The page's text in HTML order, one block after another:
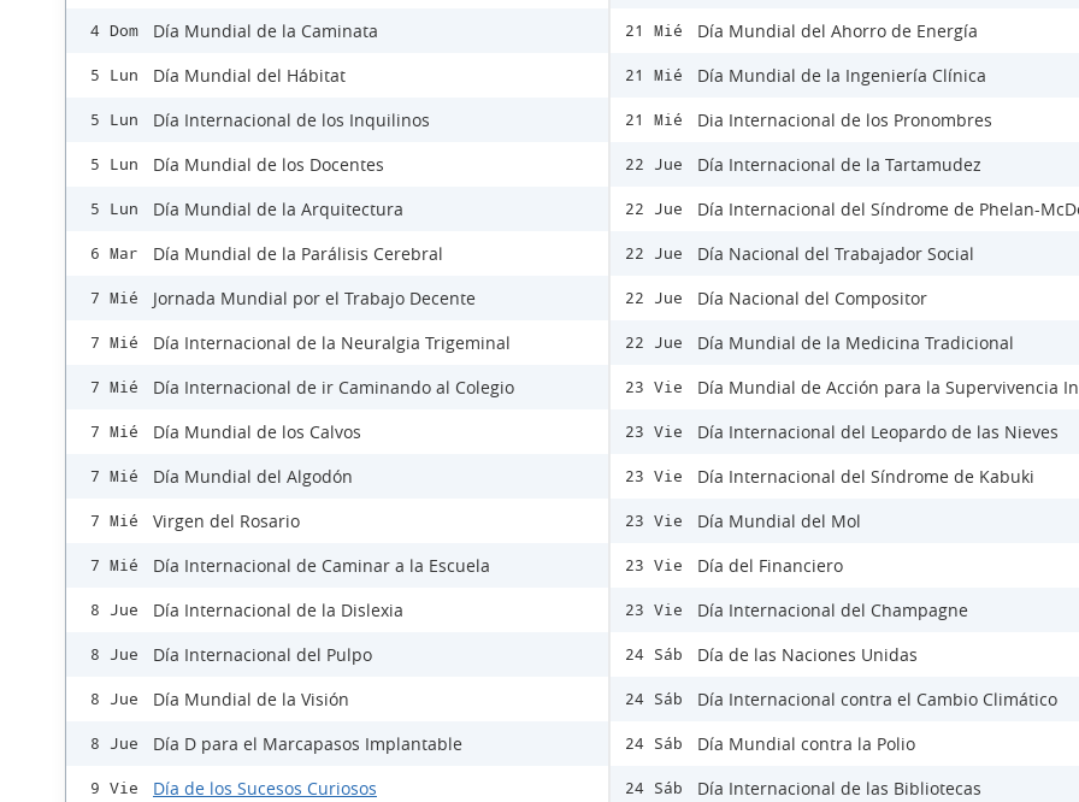
4 Dom Día Mundial de la Caminata
5 Lun Día Mundial del Hábitat
5 Lun Día Internacional de los Inquilinos
5 Lun Día Mundial de los Docentes
5 Lun Día Mundial de la Arquitectura
6 Mar Día Mundial de la Parálisis Cerebral
7 Mié Jornada Mundial por el Trabajo Decente
7 Mié Día Internacional de la Neuralgia Trigeminal
7 Mié Día Internacional de ir Caminando al Colegio
7 Mié Día Mundial de los Calvos
7 Mié Día Mundial del Algodón
7 Mié Virgen del Rosario
7 Mié Día Internacional de Caminar a la Escuela
8 Jue Día Internacional de la Dislexia
8 Jue Día Internacional del Pulpo
8 Jue Día Mundial de la Visión
8 Jue Día D para el Marcapasos Implantable
9 Vie Día de los Sucesos Curiosos
21 Mié Día Mundial del Ahorro de Energía
21 Mié Día Mundial de la Ingeniería Clínica
21 Mié Dia Internacional de los Pronombres
22 Jue Día Internacional de la Tartamudez
22 Jue Día Internacional del Síndrome de Phelan-
22 Jue Día Nacional del Trabajador Social
22 Jue Día Nacional del Compositor
22 Jue Día Mundial de la Medicina Tradicional
23 Vie Día Mundial de Acción para la Supervivencia
23 Vie Día Internacional del Leopardo de las Nieves
23 Vie Día Internacional del Síndrome de Kabuki
23 Vie Día Mundial del Mol
23 Vie Día del Financiero
23 Vie Día Internacional del Champagne
24 Sáb Día de las Naciones Unidas
24 Sáb Día Internacional contra el Cambio Climático
24 Sáb Día Mundial contra la Polio
24 Sáb Día Internacional de las Bibliotecas